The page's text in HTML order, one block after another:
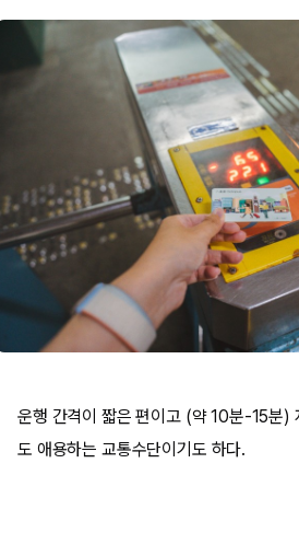
운행 간격이 짧은 편이고 (약 10분-15분)
도 애용하는 교통수단이기도 하다.